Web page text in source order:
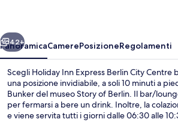
Centre
by
IHG
Avanti
42+
PanoramicaCamerePosizioneRegolamenti
Scegli Holiday Inn Express Berlin City Centre
una posizione invidiabile, a soli 10 minuti a
Bunker del museo Story of Berlin. Il bar/
per fermarsi a bere un drink. Inoltre, la
e viene servita tutti i giorni dalle 06:30 alle